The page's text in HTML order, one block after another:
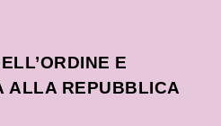
E
ALLA REPUBBLICA